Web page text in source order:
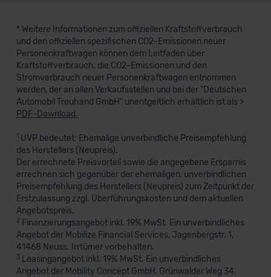
* Weitere Informationen zum offiziellen Kraftstoffverbrauch
und den offiziellen spezifischen CO2-Emissionen neuer
Personenkraftwagen können dem Leitfaden über
Kraftstoffverbrauch, die CO2-Emissionen und den
Stromverbrauch neuer Personenkraftwagen entnommen
werden, der an allen Verkaufsstellen und bei der "Deutschen
Automobil Treuhand GmbH" unentgeltlich erhältlich ist als >
PDF-Download.
1UVP bedeutet: Ehemalige unverbindliche Preisempfehlung
des Herstellers (Neupreis).
Der errechnete Preisvorteil sowie die angegebene Ersparnis
errechnen sich gegenüber der ehemaligen, unverbindlichen
Preisempfehlung des Herstellers (Neupreis) zum Zeitpunkt der
Erstzulassung zzgl. Überführungskosten und dem aktuellen
Angebotspreis.
2 Finanzierungsangebot inkl. 19% MwSt. Ein unverbindliches
Angebot der Mobilize Financial Services, Jagenbergstr. 1,
41468 Neuss. Irrtümer vorbehalten.
3Leasingangebot inkl. 19% MwSt. Ein unverbindliches
Angebot der Mobility Concept GmbH, Grünwalder Weg 34,